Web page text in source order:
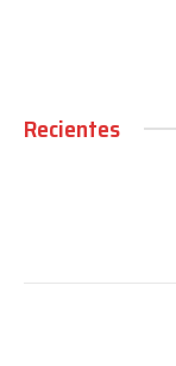
Recientes